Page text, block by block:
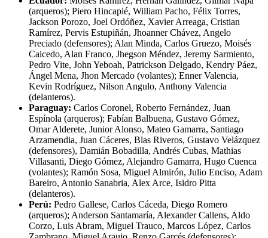
(arqueros); Piero Hincapié, William Pacho, Félix Torres,
Jackson Porozo, Joel Ordóñez, Xavier Arreaga, Cristian
Ramírez, Pervis Estupiñán, Jhoanner Chávez, Angelo
Preciado (defensores); Alan Minda, Carlos Gruezo, Moisés
Caicedo, Alan Franco, Jhegson Méndez, Jeremy Sarmiento,
Pedro Vite, John Yeboah, Patrickson Delgado, Kendry Páez,
Ángel Mena, Jhon Mercado (volantes); Enner Valencia,
Kevin Rodríguez, Nilson Angulo, Anthony Valencia
(delanteros).
Paraguay: Carlos Coronel, Roberto Fernández, Juan
Espínola (arqueros); Fabían Balbuena, Gustavo Gómez,
Omar Alderete, Junior Alonso, Mateo Gamarra, Santiago
Arzamendia, Juan Cáceres, Blas Riveros, Gustavo Velázquez
(defensores), Damián Bobadilla, Andrés Cubas, Mathias
Villasanti, Diego Gómez, Alejandro Gamarra, Hugo Cuenca
(volantes); Ramón Sosa, Miguel Almirón, Julio Enciso, Adam
Bareiro, Antonio Sanabria, Alex Arce, Isidro Pitta
(delanteros).
Perú: Pedro Gallese, Carlos Cáceda, Diego Romero
(arqueros); Anderson Santamaría, Alexander Callens, Aldo
Corzo, Luis Abram, Miguel Trauco, Marcos López, Carlos